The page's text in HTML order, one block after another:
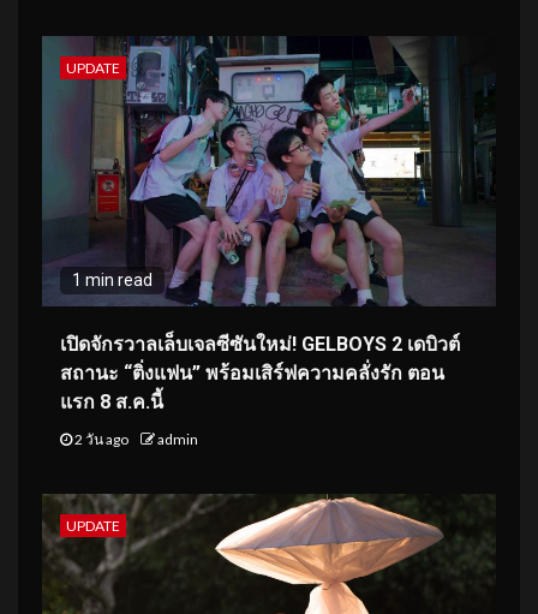
UPDATE
1 min read
เปิดจักรวาลเล็บเจลซีซันใหม่! GELBOYS 2 เดบิวต์
สถานะ “ติ่งแฟน” พร้อมเสิร์ฟความคลั่งรัก ตอน
แรก 8 ส.ค.นี้
2 วัน ago admin
UPDATE